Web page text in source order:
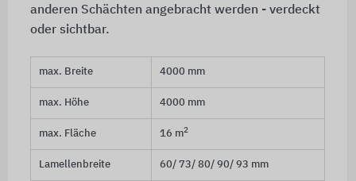
anderen Schächten angebracht werden - verdeckt
oder sichtbar.
max. Breite 4000 mm
max. Höhe 4000 mm
max. Fläche 16 m2
Lamellenbreite 60/ 73/ 80/ 90/ 93 mm